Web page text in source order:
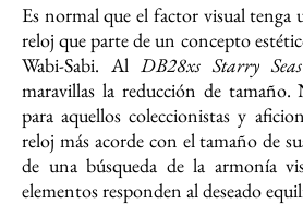
Es normal que el factor visual tenga
reloj que parte de un concepto
Wabi-Sabi. Al DB28xs Starry Seas
maravillas la reducción de tamaño.
para aquellos coleccionistas y
reloj más acorde con el tamaño de
de una búsqueda de la armonía
elementos responden al deseado